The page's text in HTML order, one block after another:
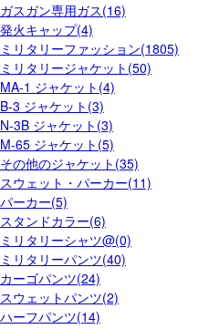
ガスガン専用ガス(16)
発火キャップ(4)
ミリタリーファッション(1805)
ミリタリージャケット(50)
MA-1 ジャケット(4)
B-3 ジャケット(3)
N-3B ジャケット(3)
M-65 ジャケット(5)
その他のジャケット(35)
スウェット・パーカー(11)
パーカー(5)
スタンドカラー(6)
ミリタリーシャツ@(0)
ミリタリーパンツ(40)
カーゴパンツ(24)
スウェットパンツ(2)
ハーフパンツ(14)